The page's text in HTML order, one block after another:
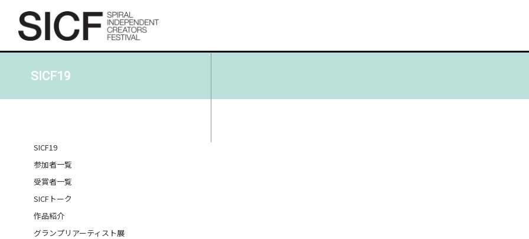
SICF19
SICF19
参加者一覧
受賞者一覧
SICFトーク
作品紹介
グランプリアーティスト展